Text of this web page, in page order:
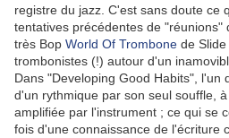
registre du jazz. C'est sans doute ce
tentatives précédentes de "réunions"
très Bop World Of Trombone de
trombonistes (!) autour d'un
Dans "Developing Good Habits", l'un
d'un rythmique par son seul souffle,
amplifiée par l'instrument ; ce qui se
fois d'une connaissance de l'écriture